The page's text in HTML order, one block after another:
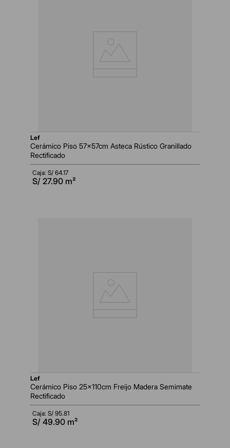
lef
Cerámico Piso 57x57cm Asteca Rústico Granillado
Rectificado
Caja: S/ 64.17
S/ 27.90 m²
lef
Cerámico Piso 25x110cm Freijo Madera Semimate
Rectificado
Caja: S/ 95.81
S/ 49.90 m²